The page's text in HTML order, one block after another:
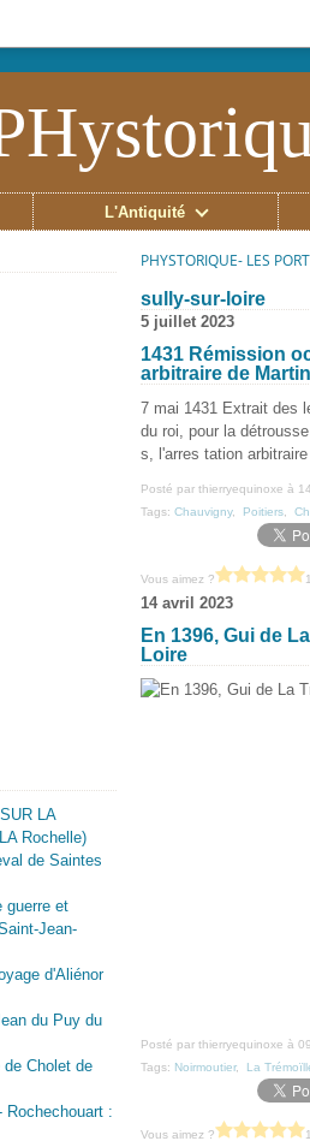
L'Antiquité
LA
Rochelle)
de Saintes
guerre et
Jean-
d'Aliénor
du Puy du
de Cholet de
Rochechouart :
PHYSTORIQUE- LES
sully-sur-loire
5 juillet 2023
1431 Rémission
arbitraire de
7 mai 1431 Extrait des
du roi, pour la
s, l'arres tation
Posté par thierryequinoxe à
Tags: Chauvigny, Poitiers
Vous aimez ?
14 avril 2023
En 1396, Gui de
Loire
Posté par thierryequinoxe à
Tags: Noirmoutier, La
Vous aimez ?